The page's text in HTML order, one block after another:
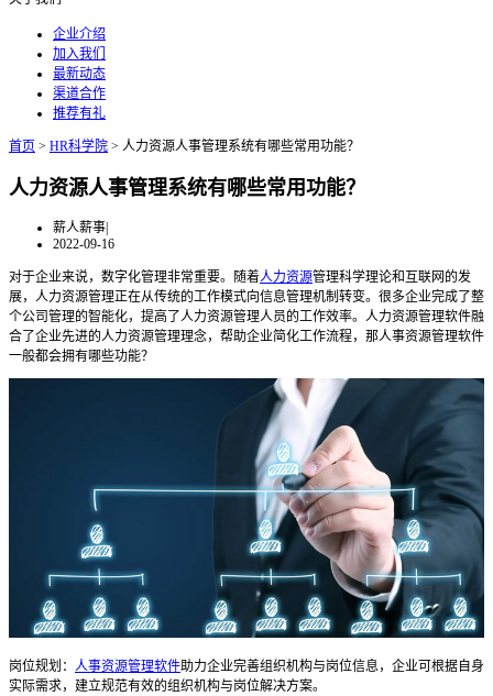
企业介绍
加入我们
最新动态
渠道合作
推荐有礼
首页 > HR科学院 > 人力资源人事管理系统有哪些常用功能？
人力资源人事管理系统有哪些常用功能？
薪人薪事|
2022-09-16
对于企业来说，数字化管理非常重要。随着人力资源管理科学理论和互联网的发
展，人力资源管理正在从传统的工作模式向信息管理机制转变。很多企业完成了整
个公司管理的智能化，提高了人力资源管理人员的工作效率。人力资源管理软件融
合了企业先进的人力资源管理理念，帮助企业简化工作流程，那人事资源管理软件
一般都会拥有哪些功能？
岗位规划： 人事资源管理软件助力企业完善组织机构与岗位信息，企业可根据自身
实际需求，建立规范有效的组织机构与岗位解决方案。